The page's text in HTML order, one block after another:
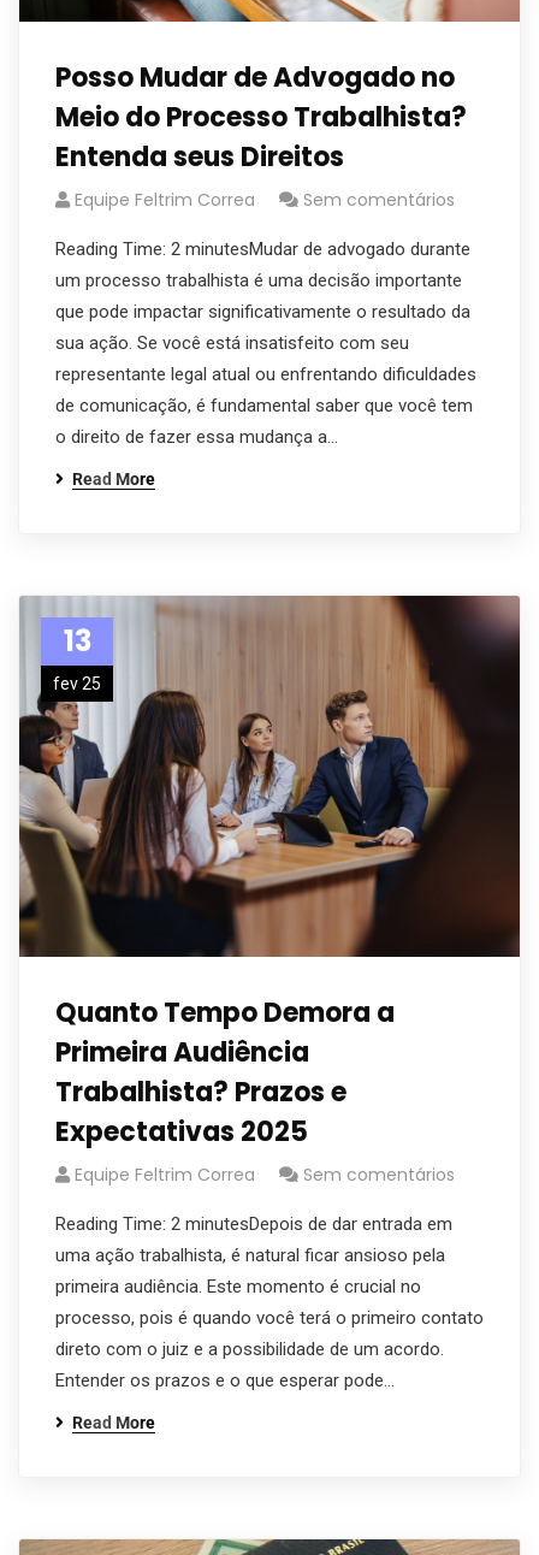
Posso Mudar de Advogado no
Meio do Processo Trabalhista?
Entenda seus Direitos
Equipe Feltrim Correa Sem comentários
Reading Time: 2 minutesMudar de advogado durante
um processo trabalhista é uma decisão importante
que pode impactar significativamente o resultado da
sua ação. Se você está insatisfeito com seu
representante legal atual ou enfrentando dificuldades
de comunicação, é fundamental saber que você tem
o direito de fazer essa mudança a…
Read More
13
fev 25
Quanto Tempo Demora a
Primeira Audiência
Trabalhista? Prazos e
Expectativas 2025
Equipe Feltrim Correa Sem comentários
Reading Time: 2 minutesDepois de dar entrada em
uma ação trabalhista, é natural ficar ansioso pela
primeira audiência. Este momento é crucial no
processo, pois é quando você terá o primeiro contato
direto com o juiz e a possibilidade de um acordo.
Entender os prazos e o que esperar pode…
Read More